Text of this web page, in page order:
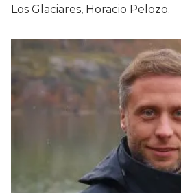
Los Glaciares, Horacio Pelozo.